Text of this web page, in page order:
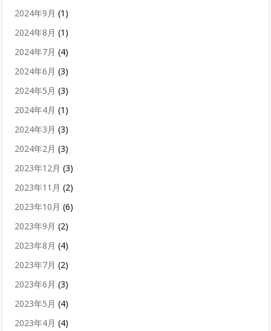
2024年9月 (1)
2024年8月 (1)
2024年7月 (4)
2024年6月 (3)
2024年5月 (3)
2024年4月 (1)
2024年3月 (3)
2024年2月 (3)
2023年12月 (3)
2023年11月 (2)
2023年10月 (6)
2023年9月 (2)
2023年8月 (4)
2023年7月 (2)
2023年6月 (3)
2023年5月 (4)
2023年4月 (4)